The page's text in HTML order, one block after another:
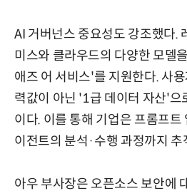
AI 거버넌스 중요성도 강조했다.
미스와 클라우드의 다양한 모델
애즈 어 서비스'를 지원한다. 사
력값이 아닌 '1급 데이터 자산'으
이다. 이를 통해 기업은 프롬프트
이전트의 분석·수행 과정까지 추
아우 부사장은 오픈소스 보안에